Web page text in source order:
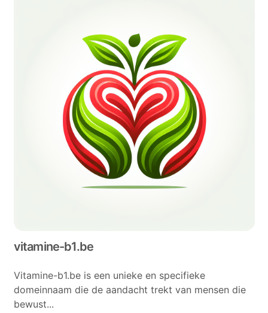
vitamine-b1.be
Vitamine-b1.be is een unieke en specifieke
domeinnaam die de aandacht trekt van mensen die
bewust...